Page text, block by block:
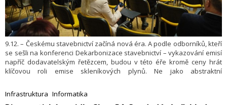
9.12. – Českému stavebnictví začíná nová éra. A podle odborníků, kteří
se sešli na konferenci Dekarbonizace stavebnictví – vykazování emisí
napříč dodavatelským řetězcem, budou v této éře kromě ceny hrát
klíčovou roli emise skleníkových plynů. Ne jako abstraktní
během několika let začne určovat cenu kapitálu, kritéria veřejných
zakázek, požadavky investorů i standardy samotných staveb.
Infrastruktura Informatika